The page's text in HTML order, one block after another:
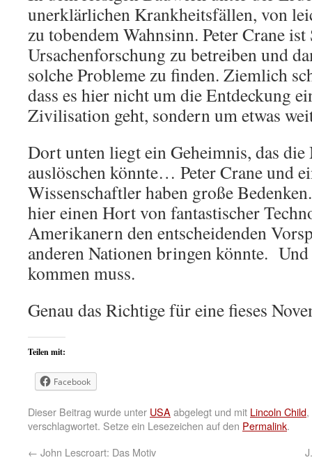
unerklärlichen Krankheitsfällen, von
zu tobendem Wahnsinn. Peter Crane
Ursachenforschung zu betreiben und
solche Probleme zu finden. Ziemlich
dass es hier nicht um die Entdeckung
Zivilisation geht, sondern um etwas
Dort unten liegt ein Geheimnis, das die
auslöschen könnte… Peter Crane und
Wissenschaftler haben große
hier einen Hort von fantastischer
Amerikanern den entscheidenden
anderen Nationen bringen könnte.
kommen muss.
Genau das Richtige für eine fieses
Teilen mit:
Facebook
Dieser Beitrag wurde unter USA abgelegt und mit Lincoln Child,
verschlagwortet. Setze ein Lesezeichen auf den Permalink.
← John Lescroart: Das Motiv